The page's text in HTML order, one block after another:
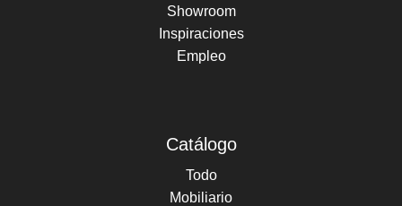
Showroom
Inspiraciones
Empleo
Catálogo
Todo
Mobiliario